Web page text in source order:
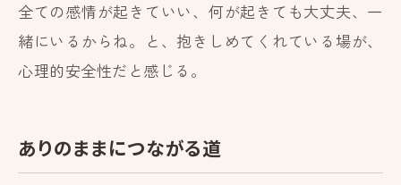
全ての感情が起きていい、何が起きても大丈夫、一
緒にいるからね。と、抱きしめてくれている場が、
心理的安全性だと感じる。
ありのままにつながる道